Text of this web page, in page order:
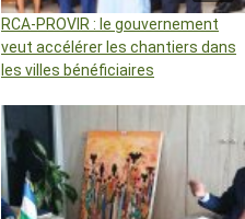
RCA-PROVIR : le gouvernement
veut accélérer les chantiers dans
les villes bénéficiaires